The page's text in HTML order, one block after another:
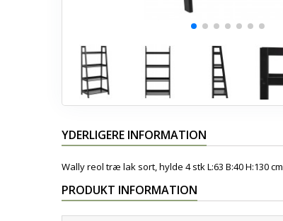
YDERLIGERE INFORMATION
Wally reol træ lak sort, hylde 4 stk L:63 B:40 H:130 cm
PRODUKT INFORMATION